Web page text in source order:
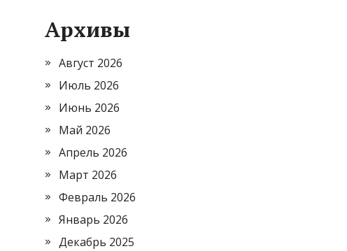
Архивы
Август 2026
Июль 2026
Июнь 2026
Май 2026
Апрель 2026
Март 2026
Февраль 2026
Январь 2026
Декабрь 2025